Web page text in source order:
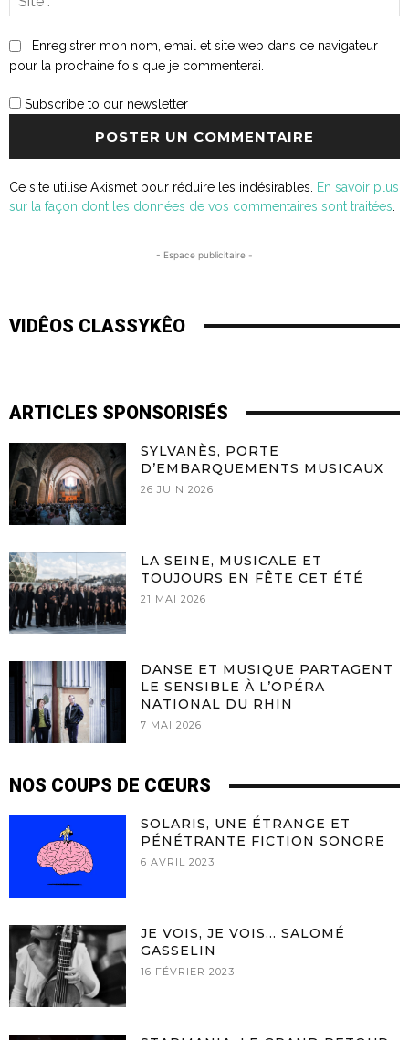
Enregistrer mon nom, email et site web dans ce navigateur
pour la prochaine fois que je commenterai.
Subscribe to our newsletter
Ce site utilise Akismet pour réduire les indésirables.
En savoir plus
sur la façon dont les données de vos commentaires sont traitées
- Espace publicitaire -
VIDÊOS CLASSYKÊO
ARTICLES SPONSORISÉS
SYLVANÈS, PORTE
D’EMBARQUEMENTS MUSICAUX
26 JUIN 2026
LA SEINE, MUSICALE ET
TOUJOURS EN FÊTE CET ÉTÉ
21 MAI 2026
DANSE ET MUSIQUE PARTAGENT
LE SENSIBLE À L’OPÉRA
NATIONAL DU RHIN
7 MAI 2026
NOS COUPS DE CŒURS
SOLARIS, UNE ÉTRANGE ET
PÉNÉTRANTE FICTION SONORE
6 AVRIL 2023
JE VOIS, JE VOIS… SALOMÉ
GASSELIN
16 FÉVRIER 2023